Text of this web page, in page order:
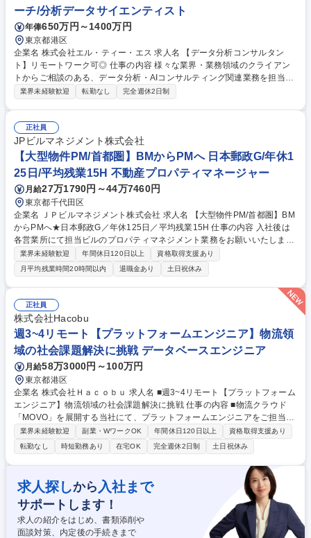
◎転勤なし|終活インフラのパイオニア
ーチ/分析データサイエンティスト
年俸650万円～1400万円
東京都港区
企業名 株式会社エル・ティー・エス 求人名 【データ分析コンサルタン
ト】リモートワーク可◎ 仕事の内容 様々な業界・業務領域のクライアン
トからご相談のある、データ分析・AIコンサルティング関連業務を担当し
ていただきます。 ■AI/デジタル活用サービスに向けたコンサルティング支
析や集計・可視化、機械学習モデルの構築までの実装（コーディング）も
含みます（技術領域は時系列データ、自然言語、画像処理まで多様） 【従
事すべき業務の変更範囲】当社業務全般 募集職種 【データ分析コンサル
タント】リモートワーク可◎
業界未経験歓迎 転勤なし 完全週休2日制
正社員
JPビルマネジメント株式会社
【大型物件PM/首都圏】BMからPMへ 日本郵政G/年休1
25日/平均残業15H 不動産プロパティマネージャー
月給27万1790円～44万7460円
東京都千代田区
企業名 ＪＰビルマネジメント株式会社 求人名 【大型物件PM/首都圏】BM
からPMへ★日本郵政G／年休125日／平均残業15H 仕事の内容 入社後は
各営業所にて担当ビルのプロパティマネジメント業務をお願いいたしま
す。初任地の配属先は首都圏の物件を想定しております。 ※備考欄をご参
照ください ■入居者対応業務（日常対応、契約処理、賃料交渉等)■事業者
対応業務（レポーティング業務、年度予算計画策定）■委託先会社（設備/
警備/清掃会社など）の管理業務（仕様書履行確認・指示、教育等）■各協
力会社、施工会社等の調整や折衝、近隣団体との連携■行政/地域団体/隣接
施設（エリアマネジメント）/マスメディア/関係会社/顧客対応業務など ■
施設の維持保全・修繕計画検討・策定業務 募集職種 【大型物件PM/首都
圏】BMからPMへ★日本郵政G／年休125日／平均残業15H
業界未経験歓迎 年間休日120日以上
資格取得支援あり
月平均残業時間20時間以内
退職金あり 土日祝休み
正社員
株式会社Hacobu
週3~4リモート【プラットフォームエンジニア】物流領
域の社会課題解決に挑戦 データベースエンジニア
月給58万3000円～100万円
東京都港区
企業名 株式会社Ｈａｃｏｂｕ 求人名 ■週3~4リモート【プラットフォーム
エンジニア】物流領域の社会課題解決に挑戦 仕事の内容 ■物流クラウド
「MOVO」を展開する当社にて、プラットフォームエンジニアをご担当。
プロダクト横断のクラウド・開発基盤の設計・運用や可観測性の構築、ゴ
ールデンパスの提供を推進していただきます。 【詳細】■共通クラウド・
開発基盤の設計・開発・運用（IaC、CI/CD、可観測性基盤等） ■Kuberne
tesやIstioのコンテナ実行基盤構築 ■開発者体験向上ツール整備 ■プロダク
トチームへの技術支援や伴走 【仕事の魅力】DevinやCursor等の生成AIを
制約なく利用できる先進的環境です。毎月の改善デーで技術負債返済や新
技術の検証に主体的に挑戦できます。 募集職種 ■週3~4リモート【プラッ
トフォームエンジニア】物流領域の社会課題解決に挑戦
業界未経験歓迎 副業・WワークOK 年間休日120日以上
資格取得支援あり
転勤なし
時短勤務あり 在宅OK 完全週休2日制 土日祝休み
求人探しから 入社まで
サポートします！
求人の紹介をはじめ、書類添削や
面談対策、内定後の手続きまで